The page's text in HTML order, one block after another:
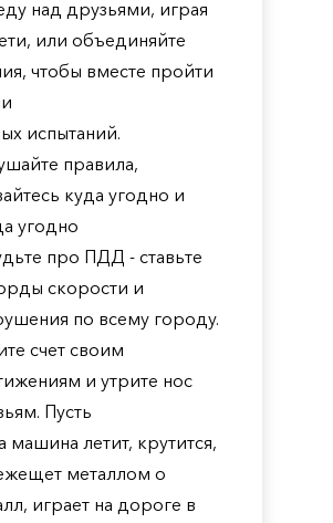
над друзьями, играя
или объединяйте
чтобы вместе пройти
испытаний.
правила,
куда угодно и
угодно
про ПДД - ставьте
скорости и
по всему городу.
счет своим
и утрите нос
Пусть
машина летит, крутится,
металлом о
играет на дороге в